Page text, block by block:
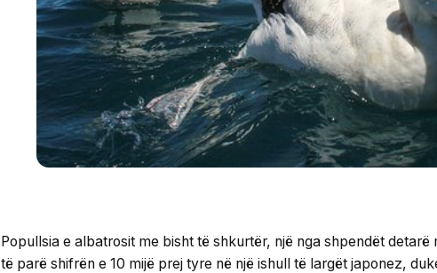
Popullsia e albatrosit me bisht të shkurtër, një nga shpendët
të parë shifrën e 10 mijë prej tyre në një ishull të largët japonez,